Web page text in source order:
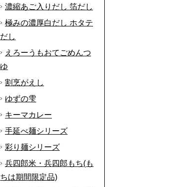
濃縮あご入りだし 箔だし
極みの濃厚白だし ホタテ
だし
えろーうもおてごめんつ
ゆ
割烹がえし
ゆずの雫
キーマカレー
手延べ麺シリーズ
彩り麺シリーズ
兵四郎米・兵四郎もち(も
ちは期間限定品)